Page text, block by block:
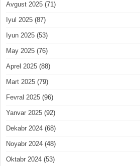
Avgust 2025 (71)
Iyul 2025 (87)
Iyun 2025 (53)
May 2025 (76)
Aprel 2025 (88)
Mart 2025 (79)
Fevral 2025 (96)
Yanvar 2025 (92)
Dekabr 2024 (68)
Noyabr 2024 (48)
Oktabr 2024 (53)